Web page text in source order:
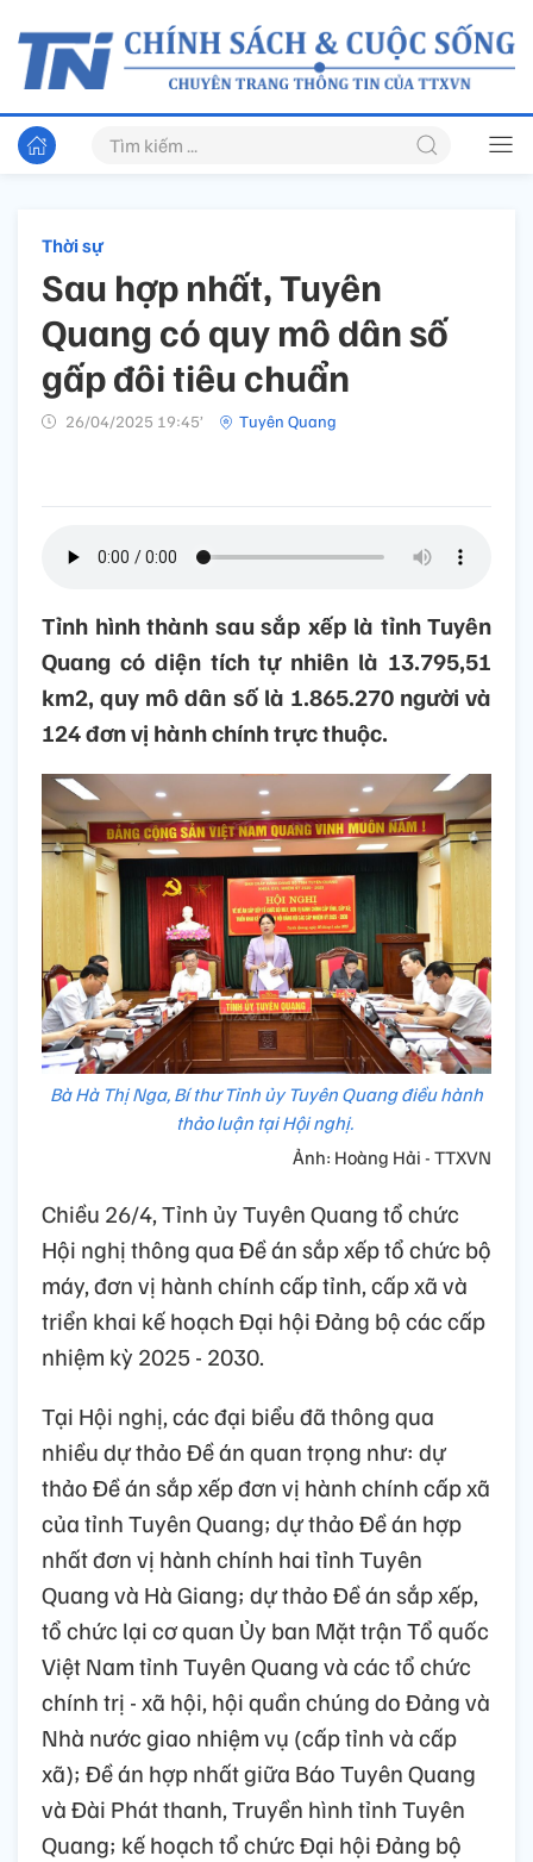
Thời sự
Sau hợp nhất, Tuyên
Quang có quy mô dân số
gấp đôi tiêu chuẩn
26/04/2025 19:45’ Tuyên Quang
Tỉnh hình thành sau sắp xếp là tỉnh Tuyên
Quang có diện tích tự nhiên là 13.795,51
km2, quy mô dân số là 1.865.270 người và
124 đơn vị hành chính trực thuộc.
Bà Hà Thị Nga, Bí thư Tỉnh ủy Tuyên Quang điều hành
thảo luận tại Hội nghị.
Ảnh: Hoàng Hải - TTXVN
Chiều 26/4, Tỉnh ủy Tuyên Quang tổ chức
Hội nghị thông qua Đề án sắp xếp tổ chức bộ
máy, đơn vị hành chính cấp tỉnh, cấp xã và
triển khai kế hoạch Đại hội Đảng bộ các cấp
nhiệm kỳ 2025 - 2030.
Tại Hội nghị, các đại biểu đã thông qua
nhiều dự thảo Đề án quan trọng như: dự
thảo Đề án sắp xếp đơn vị hành chính cấp xã
của tỉnh Tuyên Quang; dự thảo Đề án hợp
nhất đơn vị hành chính hai tỉnh Tuyên
Quang và Hà Giang; dự thảo Đề án sắp xếp,
tổ chức lại cơ quan Ủy ban Mặt trận Tổ quốc
Việt Nam tỉnh Tuyên Quang và các tổ chức
chính trị - xã hội, hội quần chúng do Đảng và
Nhà nước giao nhiệm vụ (cấp tỉnh và cấp
xã); Đề án hợp nhất giữa Báo Tuyên Quang
và Đài Phát thanh, Truyền hình tỉnh Tuyên
Quang; kế hoạch tổ chức Đại hội Đảng bộ